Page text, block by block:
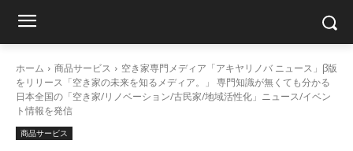
ホーム 商品サービス
空き家専門メディア「アキヤリノバ ニュース」β版
をリリース「空き家の未来を知るメディア。」 専門知識が無くても分かる
日本全国の「空き家/リノベーション/古民家/地域活性化」ニュース/イベン
ト情報を発信
商品サービス